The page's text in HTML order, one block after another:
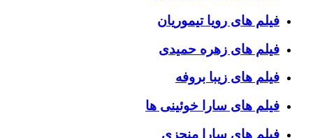
فیلم های رویا تیموریان
فیلم های زهره حمیدی
فیلم های زیبا بروفه
فیلم های سارا خوئینی ها
فیلم های سارا منجزی